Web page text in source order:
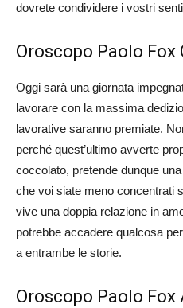
dovrete condividere i vostri
Oroscopo Paolo Fox
Oggi sarà una giornata
lavorare con la massima
lavorative saranno premiate.
perché quest’ultimo avverte
coccolato, pretende dunque
che voi siate meno concentrati
vive una doppia relazione in
potrebbe accadere qualcosa
a entrambe le storie.
Oroscopo Paolo Fox